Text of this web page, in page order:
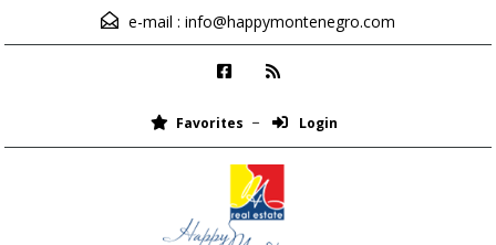
e-mail : info@happymontenegro.com
Favorites Login